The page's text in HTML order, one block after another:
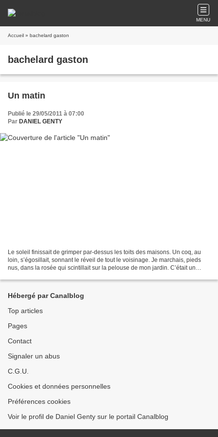
MENU
Accueil » bachelard gaston
bachelard gaston
Un matin
Publié le 29/05/2011 à 07:00
Par DANIEL GENTY
Le soleil finissait de grimper par-dessus les toits des maisons. Un coq, au
loin, s’égosillait, sonnant le réveil de tout le voisinage. Je marchais, pieds
nus, dans la rosée qui scintillait sur la pelouse de mon jardin. C’était un
Hébergé par Canalblog
Top articles
Pages
Contact
Signaler un abus
C.G.U.
Cookies et données personnelles
Préférences cookies
Voir le profil de Daniel Genty sur le portail Canalblog